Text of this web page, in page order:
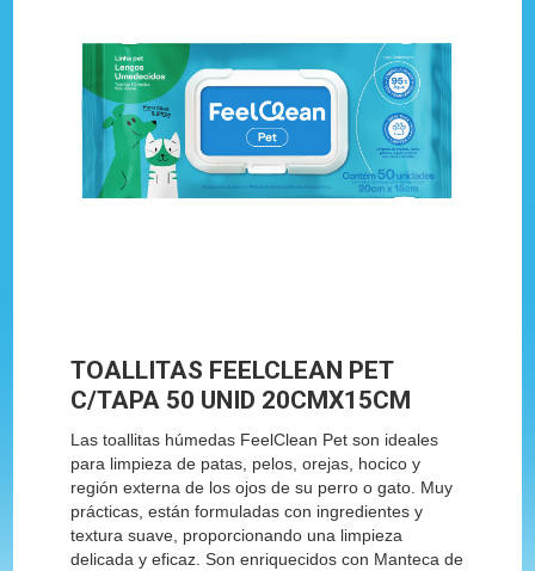
TOALLITAS FEELCLEAN PET
C/TAPA 50 UNID 20CMX15CM
Las toallitas húmedas FeelClean Pet son ideales
para limpieza de patas, pelos, orejas, hocico y
región externa de los ojos de su perro o gato. Muy
prácticas, están formuladas con ingredientes y
textura suave, proporcionando una limpieza
delicada y eficaz. Son enriquecidos con Manteca de